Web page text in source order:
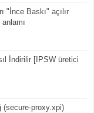
"İnce Baskı" açılır
İndirilir [IPSW üretici
(secure-proxy.xpi)